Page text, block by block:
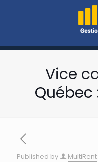
Vice
Québec
Published by MultiRent